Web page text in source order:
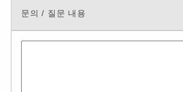
문의 / 질문 내용